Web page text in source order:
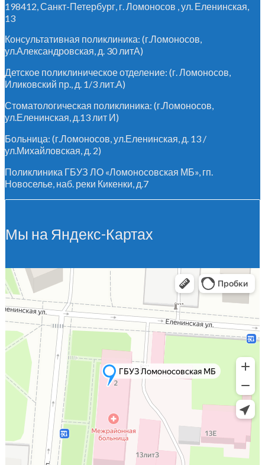
198412, Санкт-Петербург, г. Ломоносов , ул. Еленинская,
13
Консультативная поликлиника: (г.Ломоносов,
ул.Александровская, д. 30 литА)
Детское поликлиническое отделение: (г. Ломоносов,
Иликовский пр., д. 1/3 лит.А)
Стоматологическая поликлиника: (г.Ломоносов,
ул.Еленинская, д.13 лит И)
Больница: (г.Ломоносов, ул.Еленинская, д. 13 /
ул.Михайловская, д. 2)
Поликлиника ГБУЗ ЛО «Ломоносовская МБ», гп.
Новоселье, наб. реки Кикенки, д.7
Мы на Яндекс-Картах